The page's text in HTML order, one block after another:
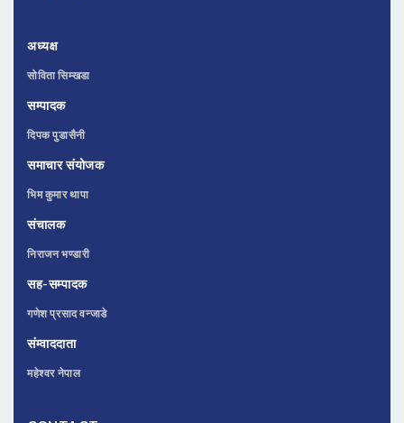
अध्यक्ष
सोविता सिम्खडा
सम्पादक
दिपक पुडासैनी
समाचार संयोजक
भिम कुमार थापा
संचालक
निराजन भण्डारी
सह-सम्पादक
गणेश प्रसाद वन्जाडे
संम्वाददाता
महेश्वर नेपाल